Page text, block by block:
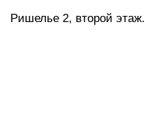
Ришелье 2, второй этаж.